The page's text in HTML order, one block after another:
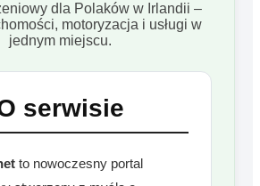
dla Polaków w Irlandii –
motoryzacja i usługi w
jednym miejscu.
serwisie
to nowoczesny portal